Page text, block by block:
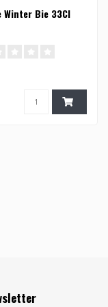
Winter Bie 33Cl